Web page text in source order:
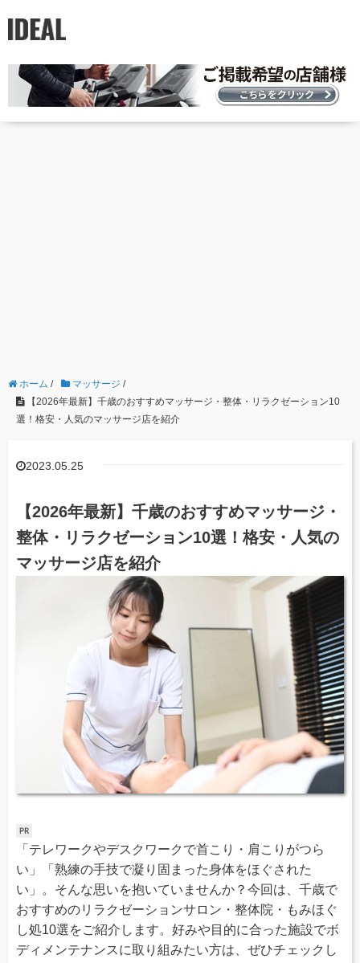
ホーム / マッサージ /
【2026年最新】千歳のおすすめマッサージ・整体・リラクゼーション10
選！格安・人気のマッサージ店を紹介
2023.05.25
【2026年最新】千歳のおすすめマッサージ・
整体・リラクゼーション10選！格安・人気の
マッサージ店を紹介
「テレワークやデスクワークで首こり・肩こりがつら
い」「熟練の手技で凝り固まった身体をほぐされた
い」。そんな思いを抱いていませんか？今回は、千歳で
おすすめのリラクゼーションサロン・整体院・もみほぐ
し処10選をご紹介します。好みや目的に合った施設でボ
ディメンテナンスに取り組みたい方は、ぜひチェックし